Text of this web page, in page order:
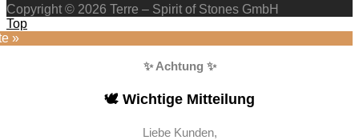
Copyright © 2026 Terre – Spirit of Stones GmbH
Top
»
✨ Achtung ✨
🕊️ Wichtige Mitteilung
Liebe Kunden,